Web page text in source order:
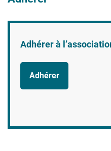
Adhérer à
Adhérer